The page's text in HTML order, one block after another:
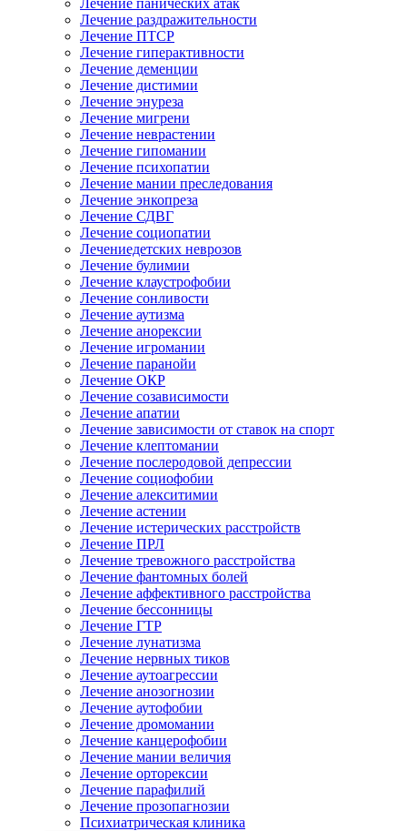
Лечение панических атак
Лечение раздражительности
Лечение ПТСР
Лечение гиперактивности
Лечение деменции
Лечение дистимии
Лечение энуреза
Лечение мигрени
Лечение неврастении
Лечение гипомании
Лечение психопатии
Лечение мании преследования
Лечение энкопреза
Лечение СДВГ
Лечение социопатии
Лечениедетских неврозов
Лечение булимии
Лечение клаустрофобии
Лечение сонливости
Лечение аутизма
Лечение анорексии
Лечение игромании
Лечение паранойи
Лечение ОКР
Лечение созависимости
Лечение апатии
Лечение зависимости от ставок на спорт
Лечение клептомании
Лечение послеродовой депрессии
Лечение социофобии
Лечение алекситимии
Лечение астении
Лечение истерических расстройств
Лечение ПРЛ
Лечение тревожного расстройства
Лечение фантомных болей
Лечение аффективного расстройства
Лечение бессонницы
Лечение ГТР
Лечение лунатизма
Лечение нервных тиков
Лечение аутоагрессии
Лечение анозогнозии
Лечение аутофобии
Лечение дромомании
Лечение канцерофобии
Лечение мании величия
Лечение орторексии
Лечение парафилий
Лечение прозопагнозии
Психиатрическая клиника